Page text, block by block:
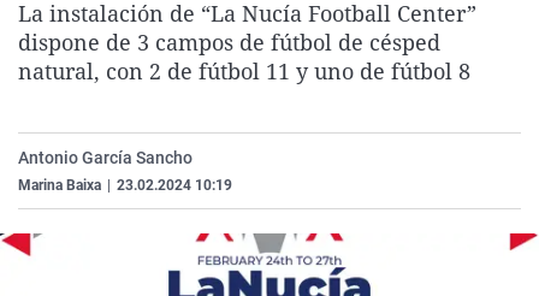
La rosa de los vientos
Gente viajera
Caso
Retornados
Extremadura
Galicia
Virales
Televisión
La instalación de “La Nucía Football Center”
dispone de 3 campos de fútbol de césped
natural, con 2 de fútbol 11 y uno de fútbol 8
Antonio García Sancho
Marina Baixa 23.02.2024 10:19